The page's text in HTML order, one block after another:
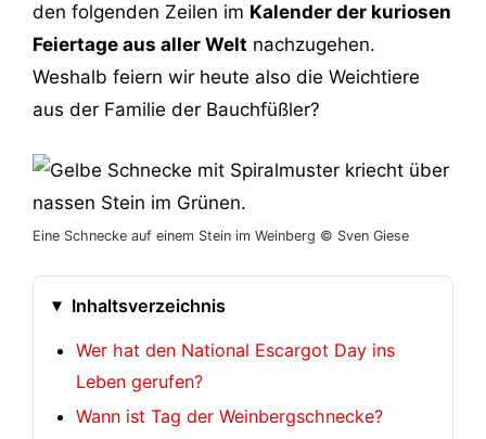
den folgenden Zeilen im Kalender der kuriosen
Feiertage aus aller Welt nachzugehen.
Weshalb feiern wir heute also die Weichtiere
aus der Familie der Bauchfüßler?
Eine Schnecke auf einem Stein im Weinberg © Sven Giese
Inhaltsverzeichnis
Wer hat den National Escargot Day ins
Leben gerufen?
Wann ist Tag der Weinbergschnecke?